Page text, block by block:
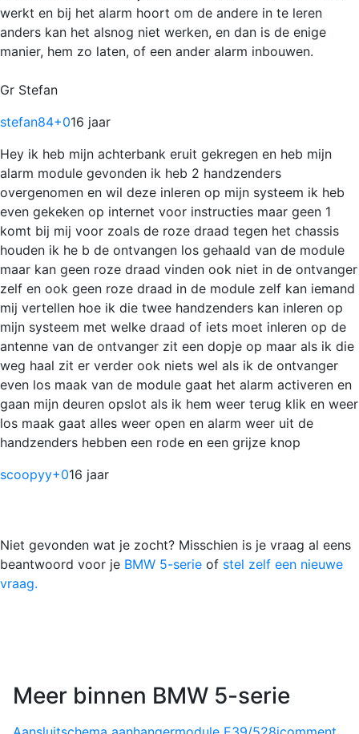
werkt en bij het alarm hoort om de andere in te leren
anders kan het alsnog niet werken, en dan is de enige
manier, hem zo laten, of een ander alarm inbouwen.
Gr Stefan
stefan84+016 jaar
Hey ik heb mijn achterbank eruit gekregen en heb mijn
alarm module gevonden ik heb 2 handzenders
overgenomen en wil deze inleren op mijn systeem ik heb
even gekeken op internet voor instructies maar geen 1
komt bij mij voor zoals de roze draad tegen het chassis
houden ik he b de ontvangen los gehaald van de module
maar kan geen roze draad vinden ook niet in de ontvanger
zelf en ook geen roze draad in de module zelf kan iemand
mij vertellen hoe ik die twee handzenders kan inleren op
mijn systeem met welke draad of iets moet inleren op de
antenne van de ontvanger zit een dopje op maar als ik die
weg haal zit er verder ook niets wel als ik de ontvanger
even los maak van de module gaat het alarm activeren en
gaan mijn deuren opslot als ik hem weer terug klik en weer
los maak gaat alles weer open en alarm weer uit de
handzenders hebben een rode en een grijze knop
scoopyy+016 jaar
Niet gevonden wat je zocht? Misschien is je vraag al eens
beantwoord voor je BMW 5-serie of stel zelf een nieuwe
vraag.
Meer binnen BMW 5-serie